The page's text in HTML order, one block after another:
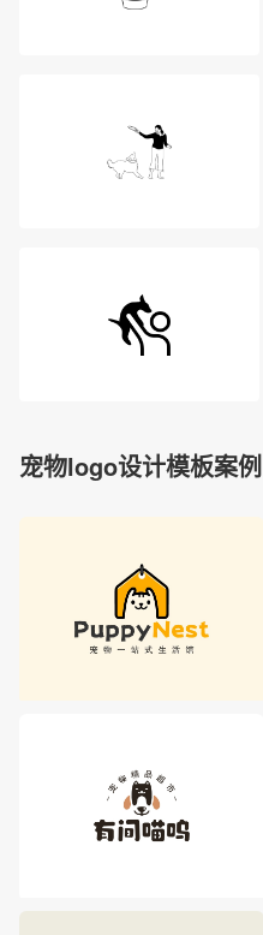
宠物logo设计模板案例